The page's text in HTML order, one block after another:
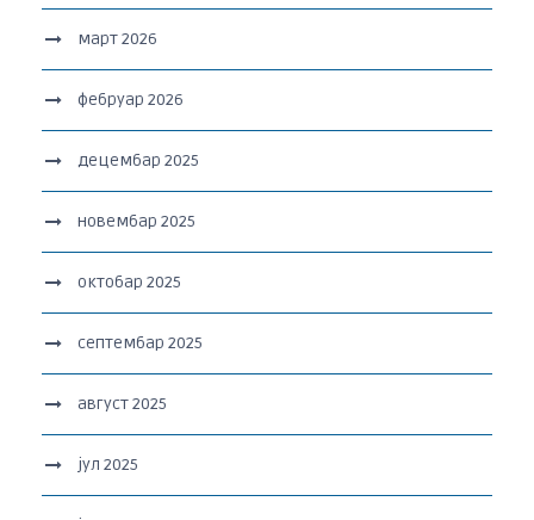
март 2026
фебруар 2026
децембар 2025
новембар 2025
октобар 2025
септембар 2025
август 2025
јул 2025